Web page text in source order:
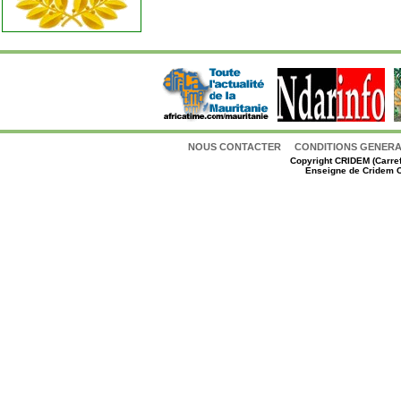
NOUS CONTACTER CONDITIONS
CopyrightCRIDEM
Enseigne de Cridem